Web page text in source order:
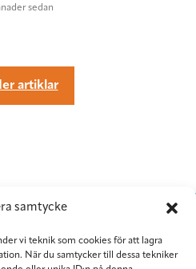
samtycke
vi teknik som cookies för att lagra
När du samtycker till dessa tekniker
sedan
artiklar